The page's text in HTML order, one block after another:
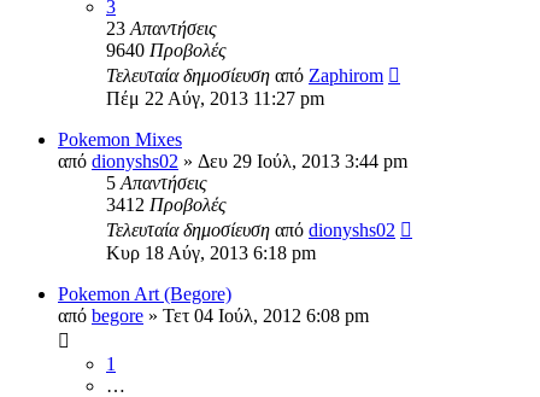
3
23 Απαντήσεις
9640 Προβολές
Τελευταία δημοσίευση από Zaphirom
Πέμ 22 Αύγ, 2013 11:27 pm
Pokemon Mixes
από dionyshs02 » Δευ 29 Ιούλ, 2013 3:44 pm
5 Απαντήσεις
3412 Προβολές
Τελευταία δημοσίευση από dionyshs02
Κυρ 18 Αύγ, 2013 6:18 pm
Pokemon Art (Begore)
από begore » Τετ 04 Ιούλ, 2012 6:08 pm
1
…